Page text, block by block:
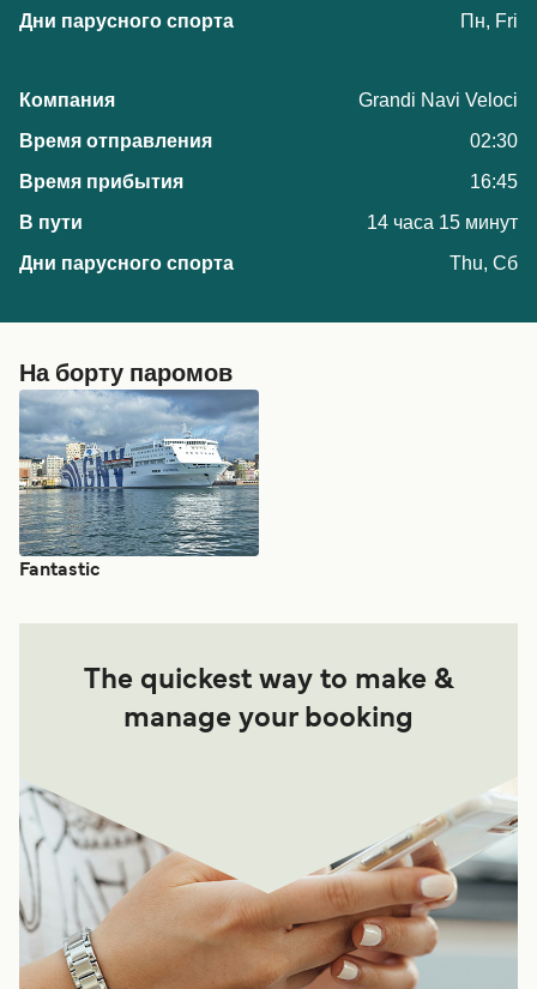
Пн, Fri
Grandi Navi Veloci
02:30
16:45
14 часа 15 минут
Thu, Сб
На борту паромов
Fantastic
The quickest way to make &
manage your booking